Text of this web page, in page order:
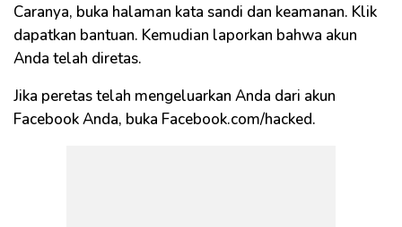
Caranya, buka halaman kata sandi dan keamanan. Klik
dapatkan bantuan. Kemudian laporkan bahwa akun
Anda telah diretas.
Jika peretas telah mengeluarkan Anda dari akun
Facebook Anda, buka Facebook.com/hacked.